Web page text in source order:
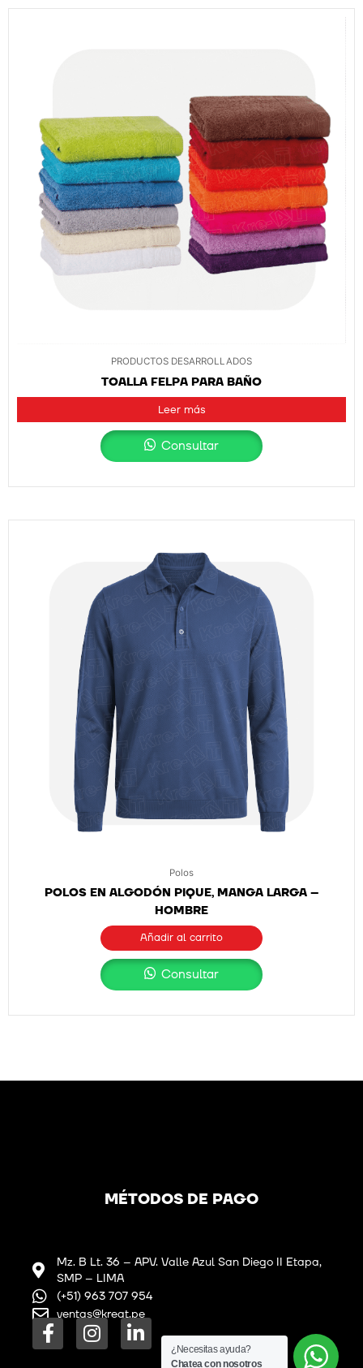
PRODUCTOS DESARROLLADOS
TOALLA FELPA PARA BAÑO
Leer más
Consultar
Polos
POLOS EN ALGODÓN PIQUE, MANGA LARGA –
HOMBRE
Añadir al carrito
Consultar
MÉTODOS DE PAGO
Mz. B Lt. 36 – APV. Valle Azul San Diego II Etapa,
SMP – LIMA
(+51) 963 707 954
ventas@kreat.pe
F
a
I
n
L
i
¿Necesitas ayuda?
Chatea con nosotros